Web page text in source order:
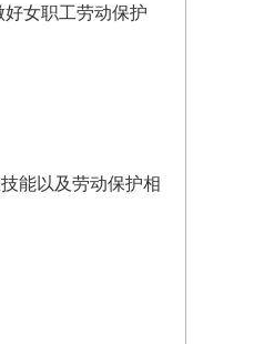
女职工劳动保护
能以及劳动保护相